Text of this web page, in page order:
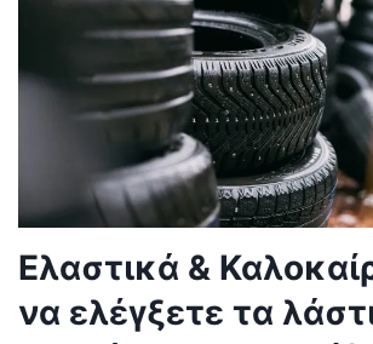
Ελαστικά &
να ελέγξετε τα